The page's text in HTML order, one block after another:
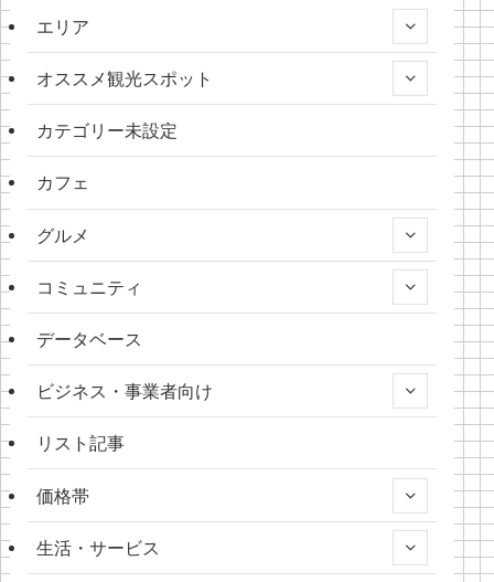
エリア
オススメ観光スポット
カテゴリー未設定
カフェ
グルメ
コミュニティ
データベース
ビジネス・事業者向け
リスト記事
価格帯
生活・サービス